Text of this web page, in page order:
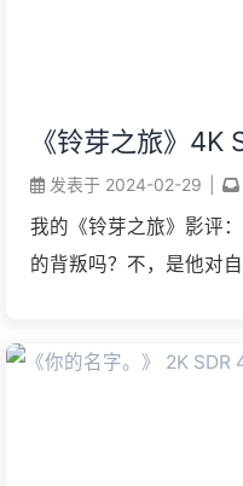
《铃芽之旅》4K
发表于 2024-02-29
我的《铃芽之旅》影评
的背叛吗？不，是他对自己的忠实。